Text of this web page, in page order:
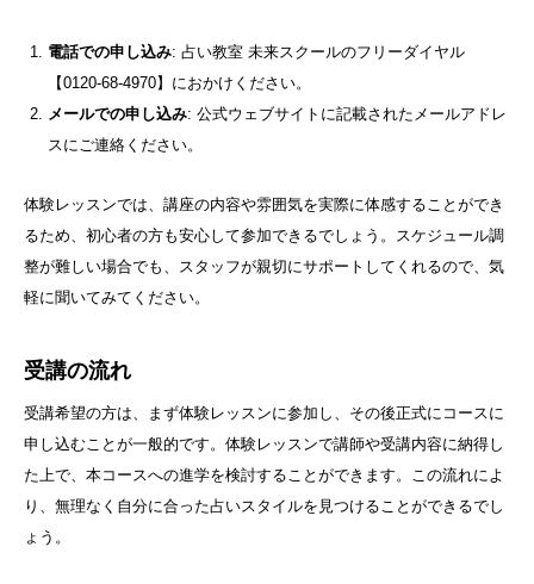
電話での申し込み: 占い教室 未来スクールのフリーダイヤル
【0120-68-4970】におかけください。
メールでの申し込み: 公式ウェブサイトに記載されたメールアドレ
スにご連絡ください。
体験レッスンでは、講座の内容や雰囲気を実際に体感することができ
るため、初心者の方も安心して参加できるでしょう。スケジュール調
整が難しい場合でも、スタッフが親切にサポートしてくれるので、気
軽に聞いてみてください。
受講の流れ
受講希望の方は、まず体験レッスンに参加し、その後正式にコースに
申し込むことが一般的です。体験レッスンで講師や受講内容に納得し
た上で、本コースへの進学を検討することができます。この流れによ
り、無理なく自分に合った占いスタイルを見つけることができるでし
ょう。